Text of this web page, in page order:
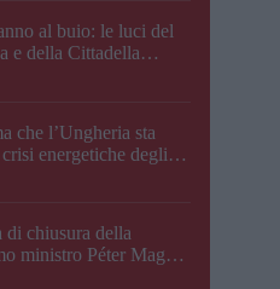
al buio: le luci del
e della Cittadella
che l’Ungheria sta
energetiche degli
chiusura della
ministro Péter Magyar